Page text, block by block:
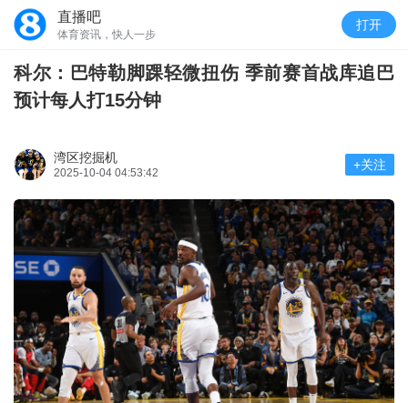
直播吧
体育资讯，快人一步
打开
科尔：巴特勒脚踝轻微扭伤 季前赛首战库追巴
预计每人打15分钟
湾区挖掘机
2025-10-04 04:53:42
+关注